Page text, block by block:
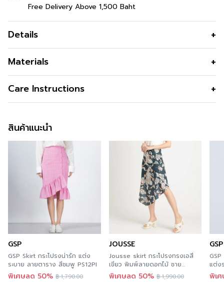
Free Delivery Above 1,500 Baht
Details
Materials
Care Instructions
สินค้าแนะนำ
GSP
GSP Skirt กระโปรงน่ารัก แต่ง
ระบาย ลายตาราง สีชมพู PS12PI
พิเศษลด 50% ฿1,790.00
JOUSSE
Jousse skirt กระโปรงทรงเอสี
เขียว พิมพ์ลายดอกไม้ ชาย
กระโปรงเฉียง JS1EDR
พิเศษลด 50% ฿1,990.00
GSP
แต่ง
พิเ